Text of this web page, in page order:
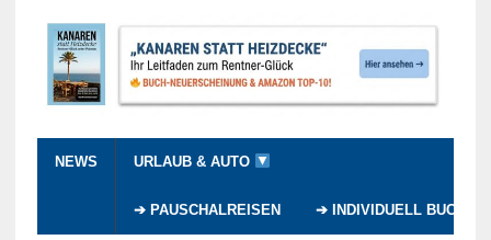
NEWS URLAUB & AUTO
➔ PAUSCHALREISEN ➔ INDIVIDUELL BUCHEN